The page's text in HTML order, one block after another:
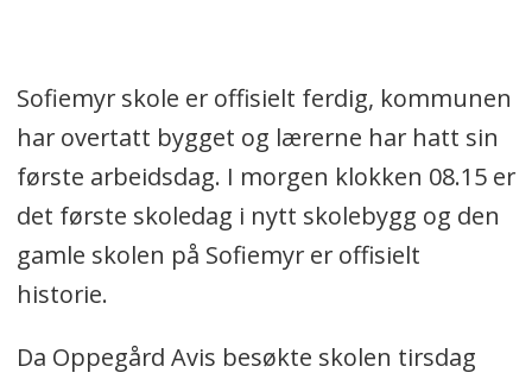
Sofiemyr skole er offisielt ferdig, kommunen
har overtatt bygget og lærerne har hatt sin
første arbeidsdag. I morgen klokken 08.15 er
det første skoledag i nytt skolebygg og den
gamle skolen på Sofiemyr er offisielt
historie.
Da Oppegård Avis besøkte skolen tirsdag